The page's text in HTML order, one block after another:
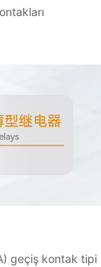
geçiş kontak tipi